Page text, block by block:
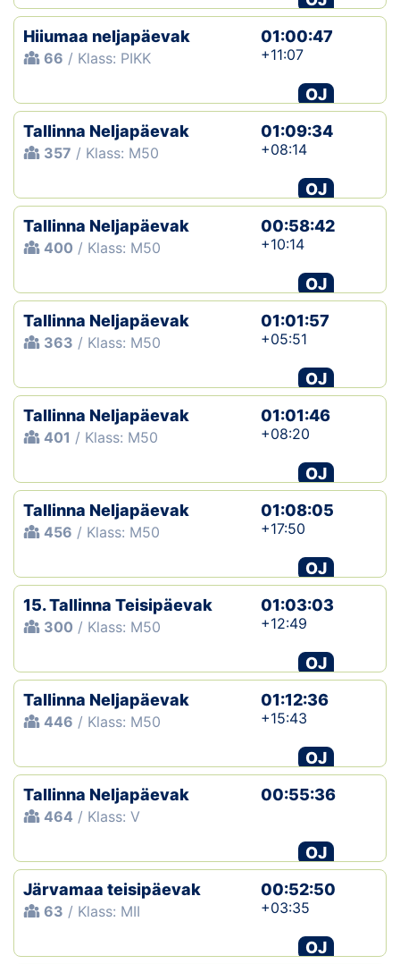
Hiiumaa neljapäevak
66 / Klass: PIKK
01:00:47
+11:07
OJ
Tallinna Neljapäevak
357 / Klass: M50
01:09:34
+08:14
OJ
Tallinna Neljapäevak
400 / Klass: M50
00:58:42
+10:14
OJ
Tallinna Neljapäevak
363 / Klass: M50
01:01:57
+05:51
OJ
Tallinna Neljapäevak
401 / Klass: M50
01:01:46
+08:20
OJ
Tallinna Neljapäevak
456 / Klass: M50
01:08:05
+17:50
OJ
15. Tallinna Teisipäevak
300 / Klass: M50
01:03:03
+12:49
OJ
Tallinna Neljapäevak
446 / Klass: M50
01:12:36
+15:43
OJ
Tallinna Neljapäevak
464 / Klass: V
00:55:36
OJ
Järvamaa teisipäevak
63 / Klass: MII
00:52:50
+03:35
OJ